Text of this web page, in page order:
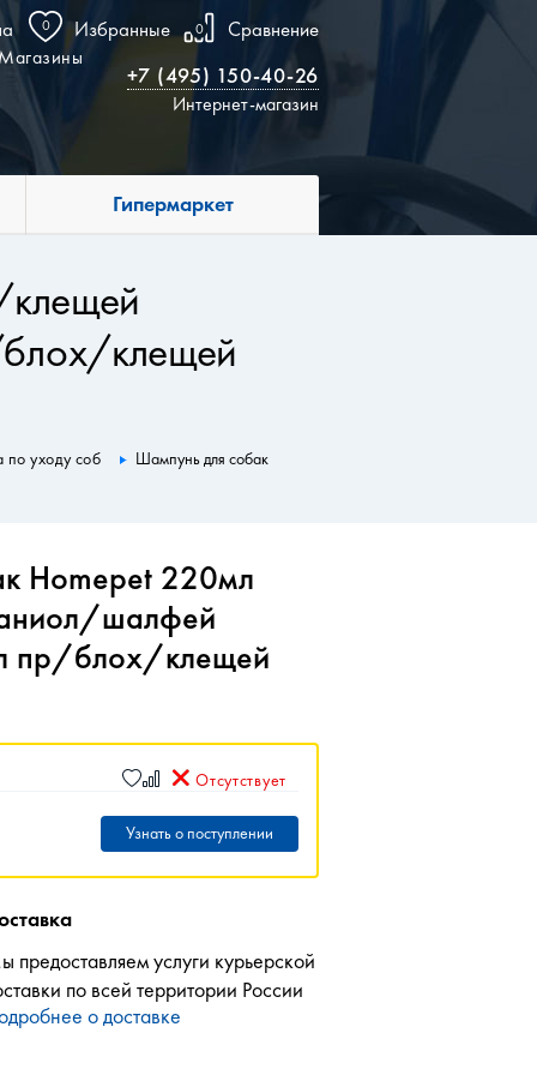
0 Избранные 0 Сравнение
+7 (495) 150-40-26
Интернет-магазин
Гипермаркет
клещей
по уходу соб Шампунь для собак
Homepet 220мл
шалфей
пр/блох/клещей
Отсутствует
Узнать о поступлении
предоставляем услуги курьерской
по всей территории России
о доставке